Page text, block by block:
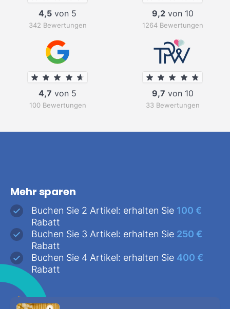
4,5 von 5
342 Bewertungen
9,2von 10
1264 Bewertungen
4,7 von 5
100 Bewertungen
9,7 von 10
33 Bewertungen
Mehr sparen
Buchen Sie 2 Artikel: erhalten Sie 100 €
Rabatt
Buchen Sie 3 Artikel: erhalten Sie 250 €
Rabatt
Buchen Sie 4 Artikel: erhalten Sie 400 €
Rabatt